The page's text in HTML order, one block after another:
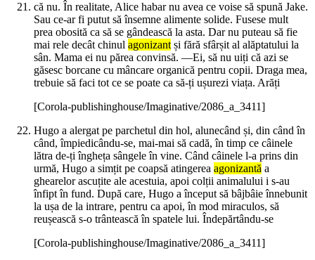
că nu. În realitate, Alice habar nu avea ce voise să spună Jake.
Sau ce-ar fi putut să însemne alimente solide. Fusese mult
prea obosită ca să se gândească la asta. Dar nu puteau să fie
mai rele decât chinul agonizantși fără sfârșit al alăptatului la
sân. Mama ei nu părea convinsă. —Ei, să nu uiți că azi se
găsesc borcane cu mâncare organică pentru copii. Draga mea,
trebuie să faci tot ce se poate ca să-ți ușurezi viața. Arăți
[Corola-publishinghouse/Imaginative/2086_a_3411]
Hugo a alergat pe parchetul din hol, alunecând și, din când în
când, împiedicându-se, mai-mai să cadă, în timp ce câinele
lătra de-ți îngheța sângele în vine. Când câinele l-a prins din
urmă, Hugo a simțit pe coapsă atingerea agonizantă a
ghearelor ascuțite ale acestuia, apoi colții animalului i s-au
înfipt în fund. După care, Hugo a început să bâjbâie înnebunit
la ușa de la intrare, pentru ca apoi, în mod miraculos, să
reușească s-o trântească în spatele lui. Îndepărtându-se
[Corola-publishinghouse/Imaginative/2086_a_3411]